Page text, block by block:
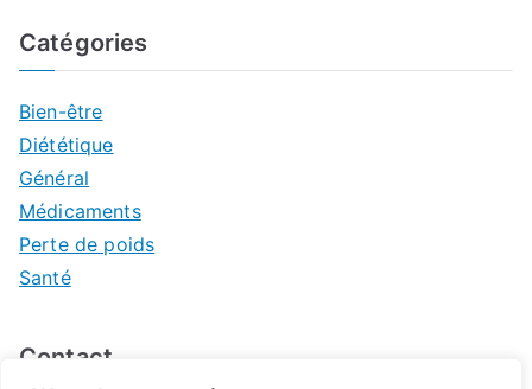
Catégories
Bien-être
Diététique
Général
Médicaments
Perte de poids
Santé
Contact